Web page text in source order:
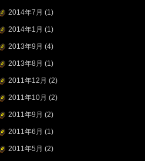
2014年7月 (1)
2014年1月 (1)
2013年9月 (4)
2013年8月 (1)
2011年12月 (2)
2011年10月 (2)
2011年9月 (2)
2011年6月 (1)
2011年5月 (2)